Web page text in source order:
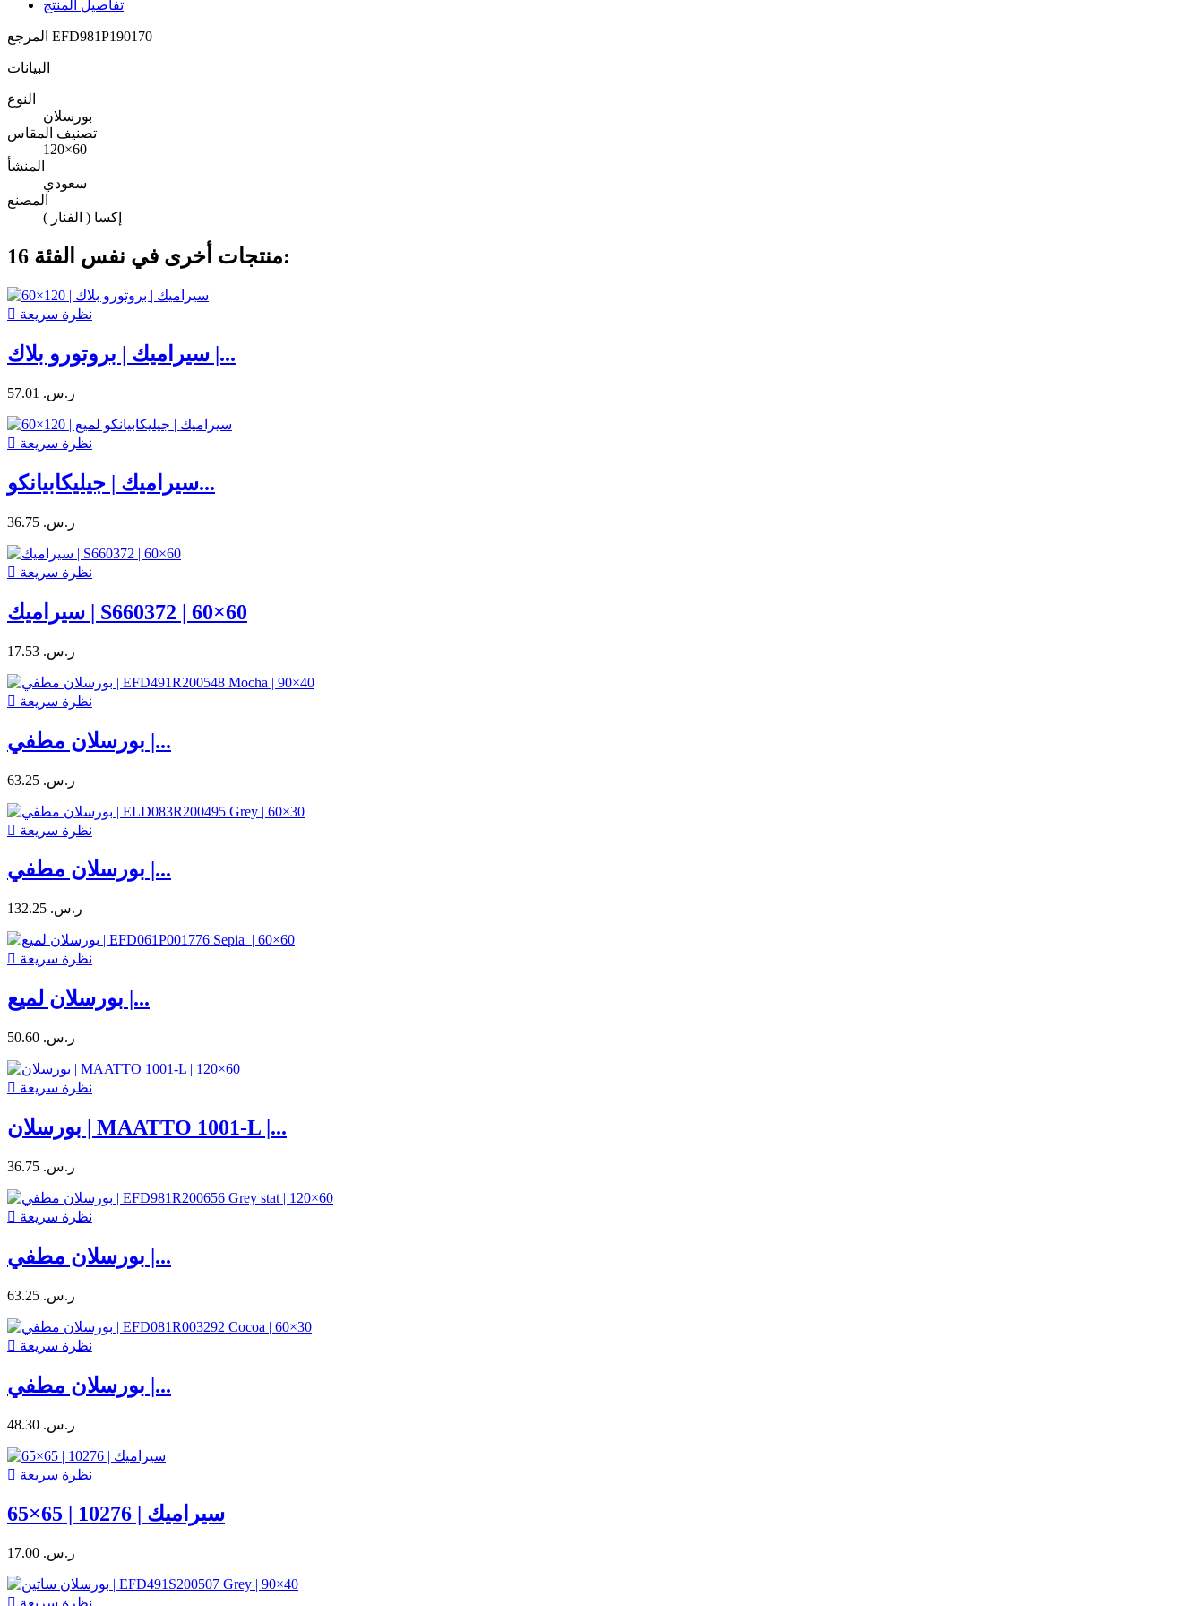
تفاصيل المنتج
EFD981P190170
البيانات
النوع
بورسلان
تصنيف المقاس
120×60
المنشأ
سعودي
المصنع
إكسا ( الفنار )
16 منتجات أخرى في نفس الفئة:
 نظرة سريعة
سيراميك | بروتورو بلاك |...
57.01 ر.س.‏
 نظرة سريعة
سيراميك | جيليكابيانكو...
36.75 ر.س.‏
 نظرة سريعة
سيراميك | S660372 | 60×60
17.53 ر.س.‏
 نظرة سريعة
بورسلان مطفي |...
63.25 ر.س.‏
 نظرة سريعة
بورسلان مطفي |...
132.25 ر.س.‏
 نظرة سريعة
بورسلان لميع |...
50.60 ر.س.‏
 نظرة سريعة
بورسلان | MAATTO 1001-L |...
36.75 ر.س.‏
 نظرة سريعة
بورسلان مطفي |...
63.25 ر.س.‏
 نظرة سريعة
بورسلان مطفي |...
48.30 ر.س.‏
 نظرة سريعة
سيراميك | 10276 | 65×65
17.00 ر.س.‏